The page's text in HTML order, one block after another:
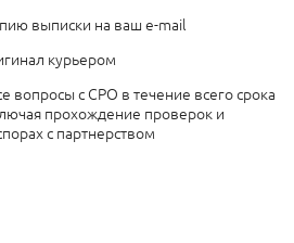
выписки на ваш e-mail
курьером
вопросы с СРО в течение всего срока
прохождение проверок и
с партнерством